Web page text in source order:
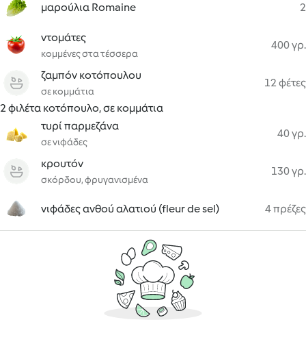
μαρούλια Romaine 2
ντομάτες
κομμένες στα τέσσερα
400 γρ.
ζαμπόν κοτόπουλου
σε κομμάτια
12 φέτες
2 φιλέτα κοτόπουλο, σε κομμάτια
τυρί παρμεζάνα
σε νιφάδες
40 γρ.
κρουτόν
σκόρδου, φρυγανισμένα
130 γρ.
νιφάδες ανθού αλατιού (fleur de sel) 4 πρέζες